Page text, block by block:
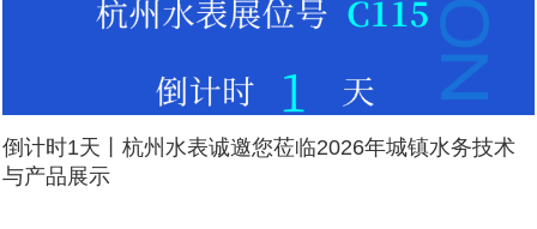
倒计时1天丨杭州水表诚邀您莅临2026年城镇水务技术
与产品展示